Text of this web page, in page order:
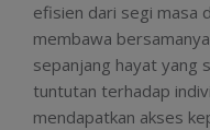
efisien dari segi masa
membawa
sepanjang hayat yang
tuntutan terhadap
mendapatkan akses